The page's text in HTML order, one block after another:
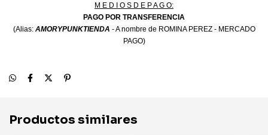
M E D I O S D E P A G O:
PAGO POR TRANSFERENCIA
(Alias: AMORYPUNKTIENDA - A nombre de ROMINA PEREZ - MERCADO
PAGO)
Productos similares